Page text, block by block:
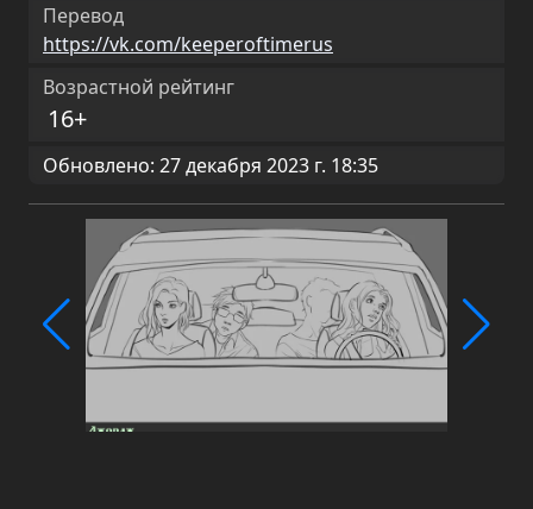
Перевод
https://vk.com/keeperoftimerus
Возрастной рейтинг
16+
Обновлено: 27 декабря 2023 г. 18:35